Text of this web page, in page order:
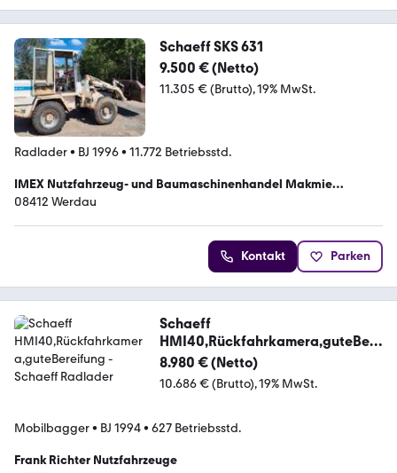
Schaeff SKS 631
9.500 € (Netto)
11.305 € (Brutto) 19% MwSt.
Radlader• BJ 1996• 11.772 Betriebsstd.
IMEX Nutzfahrzeug- und Baumaschinenhandel Makmie
Jebrahim
08412 Werdau
Kontakt Parken
Schaeff
HMI40,Rückfahrkamera,guteBere
ifung
8.980 € (Netto)
10.686 € (Brutto) 19% MwSt.
Mobilbagger• BJ 1994• 627 Betriebsstd.
Frank Richter Nutzfahrzeuge